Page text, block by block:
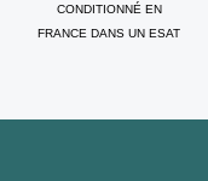
CONDITIONNÉ EN
FRANCE DANS UN ESAT